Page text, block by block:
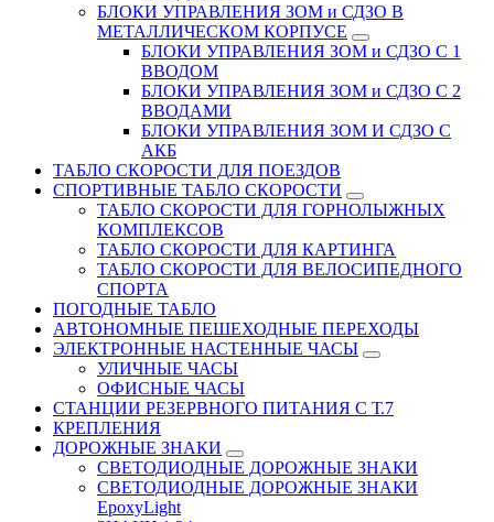
БЛОКИ УПРАВЛЕНИЯ ЗОМ и СДЗО В
МЕТАЛЛИЧЕСКОМ КОРПУСЕ
БЛОКИ УПРАВЛЕНИЯ ЗОМ и СДЗО С 1
ВВОДОМ
БЛОКИ УПРАВЛЕНИЯ ЗОМ и СДЗО С 2
ВВОДАМИ
БЛОКИ УПРАВЛЕНИЯ ЗОМ И СДЗО С
АКБ
ТАБЛО СКОРОСТИ ДЛЯ ПОЕЗДОВ
СПОРТИВНЫЕ ТАБЛО СКОРОСТИ
ТАБЛО СКОРОСТИ ДЛЯ ГОРНОЛЫЖНЫХ
КОМПЛЕКСОВ
ТАБЛО СКОРОСТИ ДЛЯ КАРТИНГА
ТАБЛО СКОРОСТИ ДЛЯ ВЕЛОСИПЕДНОГО
СПОРТА
ПОГОДНЫЕ ТАБЛО
АВТОНОМНЫЕ ПЕШЕХОДНЫЕ ПЕРЕХОДЫ
ЭЛЕКТРОННЫЕ НАСТЕННЫЕ ЧАСЫ
УЛИЧНЫЕ ЧАСЫ
ОФИСНЫЕ ЧАСЫ
СТАНЦИИ РЕЗЕРВНОГО ПИТАНИЯ С Т.7
КРЕПЛЕНИЯ
ДОРОЖНЫЕ ЗНАКИ
СВЕТОДИОДНЫЕ ДОРОЖНЫЕ ЗНАКИ
СВЕТОДИОДНЫЕ ДОРОЖНЫЕ ЗНАКИ
EpoxyLight